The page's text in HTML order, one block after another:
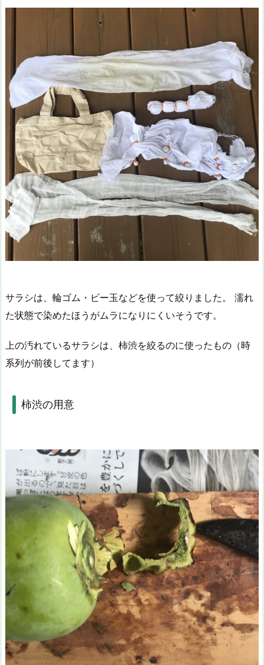
サラシは、輪ゴム・ビー玉などを使って絞りました。 濡れ
た状態で染めたほうがムラになりにくいそうです。
上の汚れているサラシは、柿渋を絞るのに使ったもの（時
系列が前後してます）
柿渋の用意